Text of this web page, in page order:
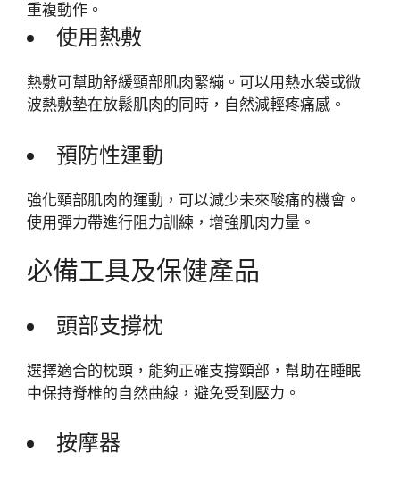
重複動作。
使用熱敷
熱敷可幫助舒緩頸部肌肉緊繃。可以用熱水袋或微
波熱敷墊在放鬆肌肉的同時，自然減輕疼痛感。
預防性運動
強化頸部肌肉的運動，可以減少未來酸痛的機會。
使用彈力帶進行阻力訓練，增強肌肉力量。
必備工具及保健產品
頭部支撐枕
選擇適合的枕頭，能夠正確支撐頸部，幫助在睡眠
中保持脊椎的自然曲線，避免受到壓力。
按摩器